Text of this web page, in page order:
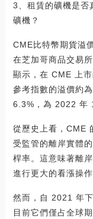
3、租賃的礦機是否
礦機？
CME比特幣期貨溢
在芝加哥商品交易
顯示，在 CME 上
參考指數的溢價約
6.3%，為 2022 年
從歷史上看，CME
受監管的離岸實體
桿率。這意味著離
進行更大的看漲操作
然而，自 2021 年
目前它們僅占全球